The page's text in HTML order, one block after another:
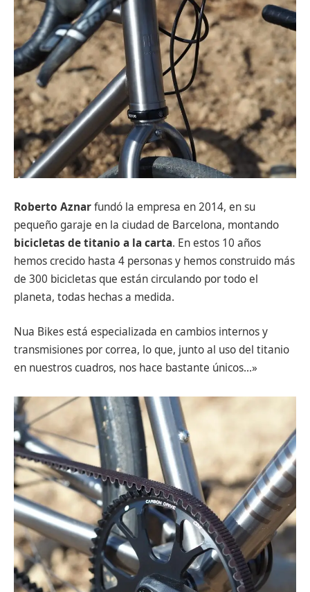
Roberto Aznarfundó la empresa en 2014, en su
pequeño garaje en la ciudad de Barcelona, montando
bicicletas de titanio a la carta. En estos 10 años
hemos crecido hasta 4 personas y hemos construido más
de 300 bicicletas que están circulando por todo el
planeta, todas hechas a medida.
Nua Bikes está especializada en cambios internos y
transmisiones por correa, lo que, junto al uso del titanio
en nuestros cuadros, nos hace bastante únicos…»